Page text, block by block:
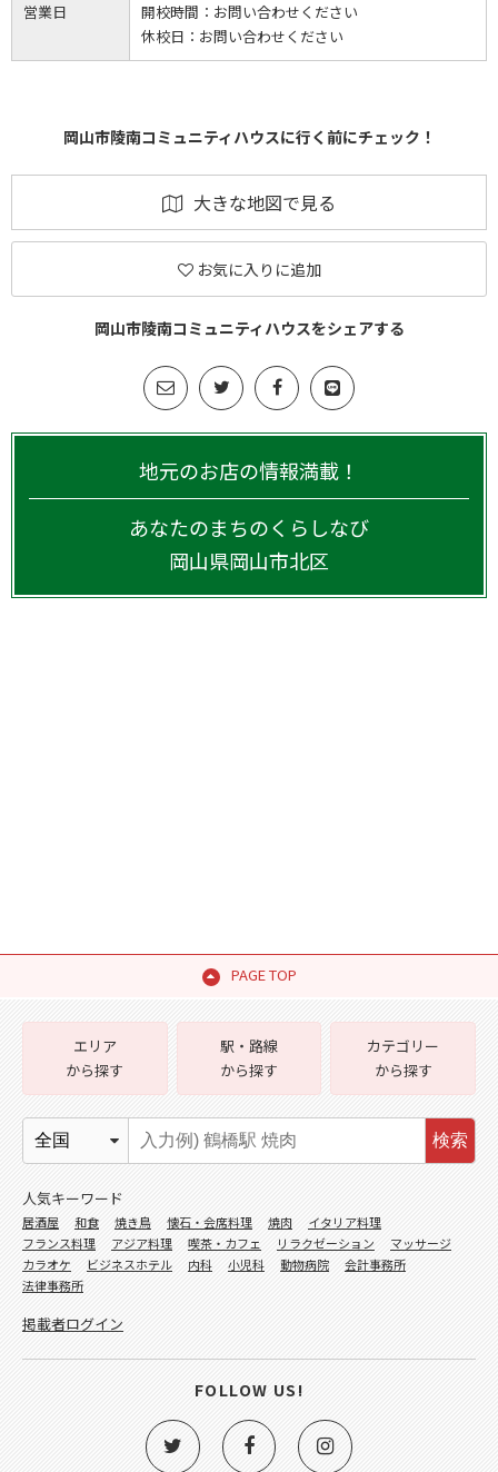
営業日 開校時間： お問い合わせください
休校日： お問い合わせください
岡山市陵南コミュニティハウスに行く前にチェック！
大きな地図で見る
お気に入りに追加
岡山市陵南コミュニティハウスをシェアする
地元のお店の情報満載！
あなたのまちのくらしなび
岡山県岡山市北区
PAGE TOP
エリア
から探す
駅・路線
から探す
カテゴリー
から探す
検索
人気キーワード
居酒屋 和食 焼き鳥 懐石・会席料理 焼肉
イタリア料理
フランス料理
アジア料理 喫茶・カフェ リラクゼーション
マッサージ
カラオケ
ビジネスホテル 内科 小児科 動物病院
会計事務所
法律事務所
掲載者ログイン
FOLLOW US!